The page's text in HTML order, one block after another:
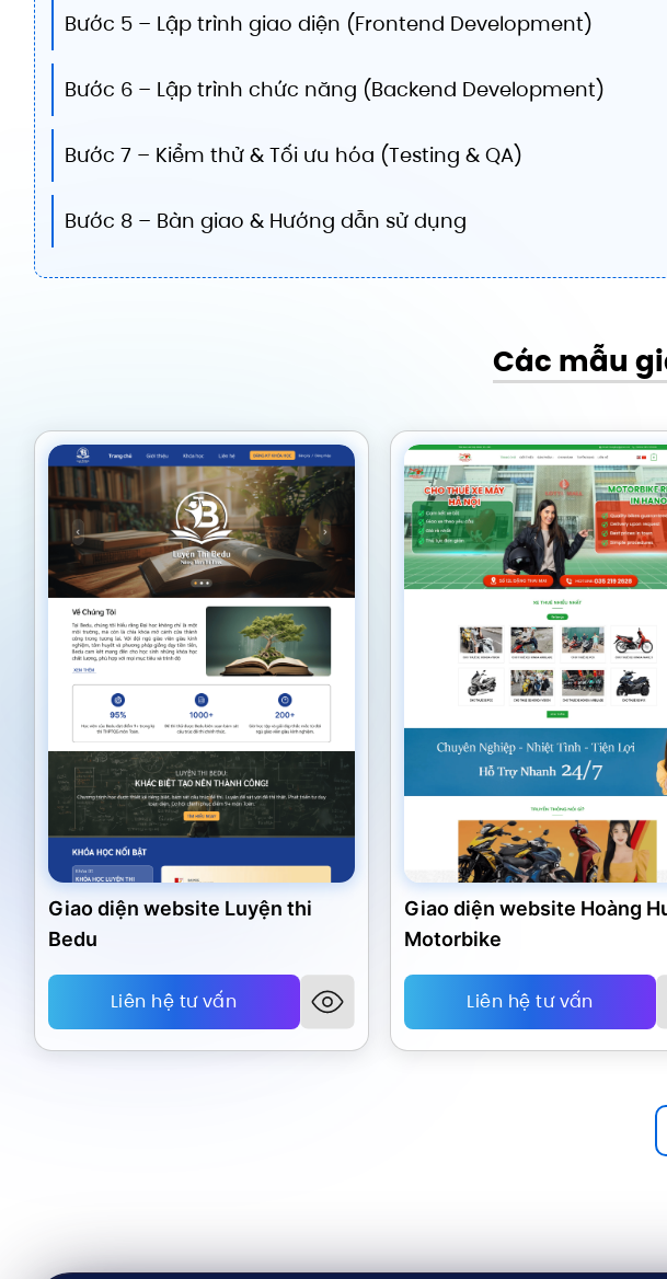
Bước 5 – Lập trình giao diện (Frontend Development)
Bước 6 – Lập trình chức năng (Backend Development)
Bước 7 – Kiểm thử & Tối ưu hóa (Testing & QA)
Bước 8 – Bàn giao & Hướng dẫn sử dụng
Các mẫu
Giao diện website Luyện thi
Bedu
Liên hệ tư vấn
Giao diện website Hoàng
Motorbike
Liên hệ tư vấn